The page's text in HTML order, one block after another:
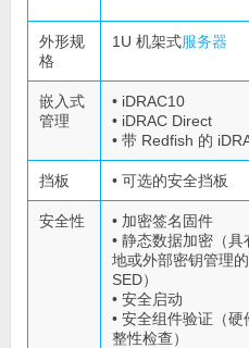
外形规
格
1U 机架式服务器
嵌入式
管理
• iDRAC10
• iDRAC Direct
• 带 Redfish 的
挡板 • 可选的安全挡板
安全性
• 加密签名固件
• 静态数据加密（具
地或外部密钥管理的
SED）
• 安全启动
• 安全组件验证（硬
整性检查）